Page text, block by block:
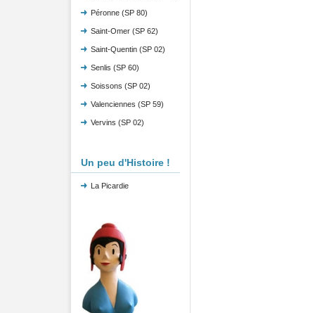
Péronne (SP 80)
Saint-Omer (SP 62)
Saint-Quentin (SP 02)
Senlis (SP 60)
Soissons (SP 02)
Valenciennes (SP 59)
Vervins (SP 02)
Un peu d'Histoire !
La Picardie